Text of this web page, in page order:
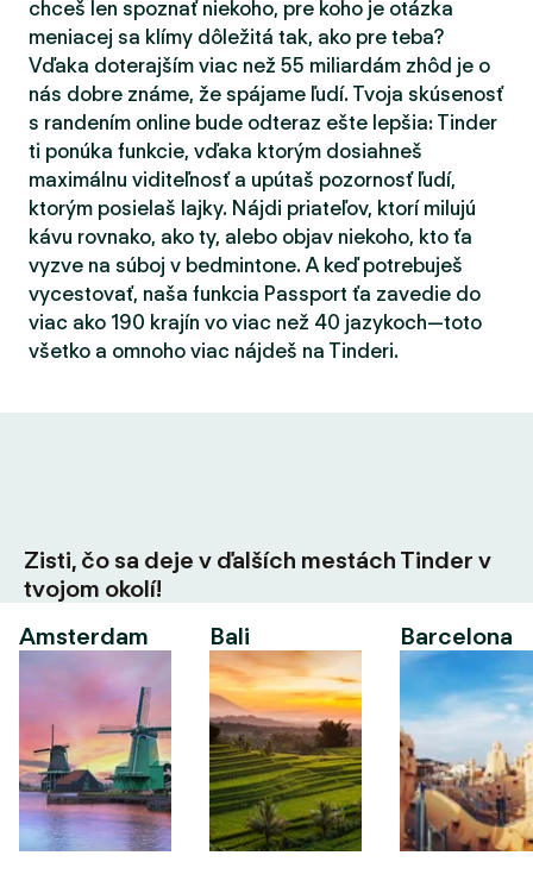
chceš len spoznať niekoho, pre koho je otázka
meniacej sa klímy dôležitá tak, ako pre teba?
Vďaka doterajším viac než 55 miliardám zhôd je o
nás dobre známe, že spájame ľudí. Tvoja skúsenosť
s randením online bude odteraz ešte lepšia: Tinder
ti ponúka funkcie, vďaka ktorým dosiahneš
maximálnu viditeľnosť a upútaš pozornosť ľudí,
ktorým posielaš lajky. Nájdi priateľov, ktorí milujú
kávu rovnako, ako ty, alebo objav niekoho, kto ťa
vyzve na súboj v bedmintone. A keď potrebuješ
vycestovať, naša funkcia Passport ťa zavedie do
viac ako 190 krajín vo viac než 40 jazykoch—toto
všetko a omnoho viac nájdeš na Tinderi.
Zisti, čo sa deje v ďalších mestách Tinder v
tvojom okolí!
Amsterdam
Bali Barcelona